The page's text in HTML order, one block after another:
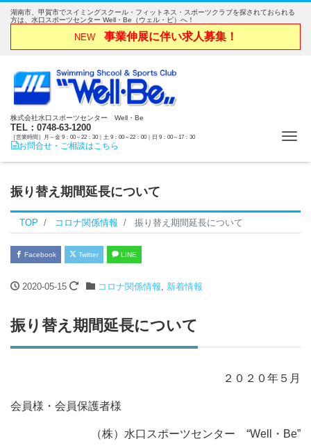
湖南市、甲賀市でスイミングスクール・フィットネス・スポーツクラブを探されておられる
方は、水口スポーツセンター Well・Be（ウェル・ビ）へ！
NEW 事業伸展に伴い求人募集！
株式会社水口スポーツセンター Well・Be
TEL：0748-63-1200
［営業時間］月～金 9：00～22：30｜土 9：00～22：00｜日 9：00～17：30
お問合せ・ご相談はこちら
振り替え期間延長について
TOP コロナ関係情報 振り替え期間延長について
Facebook Twitter LINE
2020-05-15 コロナ関係情報, 新着情報
振り替え期間延長について
２０２０年５月
会員様・会員保護者様
（株）水口スポーツセンター “Well・Be”